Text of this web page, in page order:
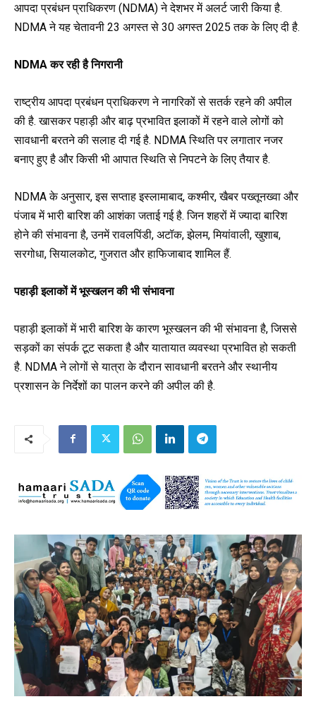
आपदा प्रबंधन प्राधिकरण (NDMA)ने देशभर में अलर्ट जारी किया है.
NDMAने यह चेतावनी 23 अगस्त से 30 अगस्त 2025 तक के लिए दी है.
NDMA कर रही है निगरानी
राष्ट्रीय आपदा प्रबंधन प्राधिकरण ने नागरिकों से सतर्क रहने की अपील
की है. खासकर पहाड़ी और बाढ़ प्रभावित इलाकों में रहने वाले लोगों को
सावधानी बरतने की सलाह दी गईहै. NDMAस्थिति पर लगातार नजर
बनाए हुए है और किसी भी आपात स्थिति से निपटने के लिए तैयार है.
NDMAके अनुसार, इस सप्ताह इस्लामाबाद, कश्मीर, खैबर पख्तूनख्वा और
पंजाब में भारी बारिश की आशंका जताई गई है. जिन शहरों में ज्यादा बारिश
होने की संभावना है, उनमें रावलपिंडी, अटॉक, झेलम, मियांवाली, खुशाब,
सरगोधा, सियालकोट, गुजरात और हाफिजाबाद शामिल हैं.
पहाड़ी इलाकों में भूस्खलन की भी संभावना
पहाड़ी इलाकों में भारी बारिश के कारण भूस्खलन की भी संभावना है, जिससे
सड़कों का संपर्क टूट सकता है और यातायात व्यवस्था प्रभावित हो सकती
है. NDMAने लोगों से यात्रा के दौरान सावधानी बरतने और स्थानीय
प्रशासन के निर्देशों का पालन करने की अपील की है.